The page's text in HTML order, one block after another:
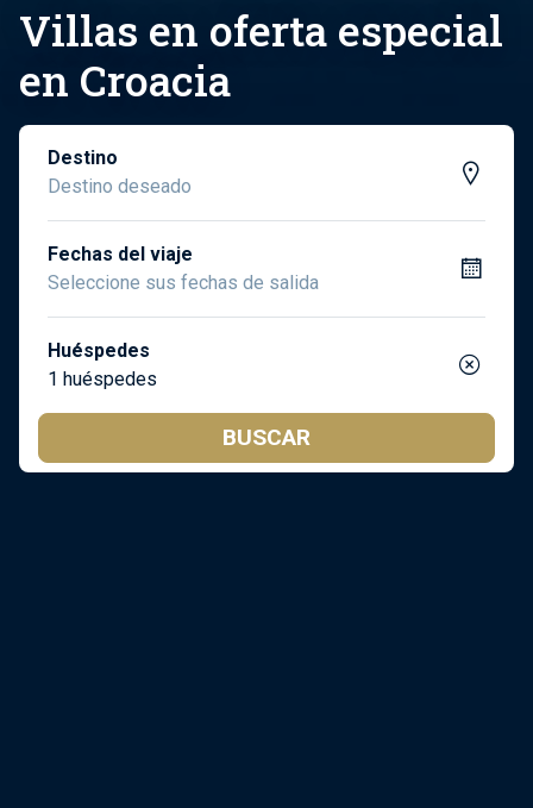
Villas en oferta especial
en Croacia
Destino
Fechas del viaje
Huéspedes
1 huéspedes
BUSCAR